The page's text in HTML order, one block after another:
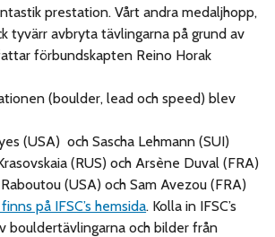
prestation. Vårt andra medaljhopp,
tyvärr avbryta tävlingarna på grund av
förbundskapten Reino Horak
(boulder, lead och speed) blev
(USA) och Sascha Lehmann (SUI)
(RUS) och Arsène Duval (FRA)
(USA) och Sam Avezou (FRA)
på IFSC’s hemsida. Kolla in IFSC’s
bouldertävlingarna och bilder från